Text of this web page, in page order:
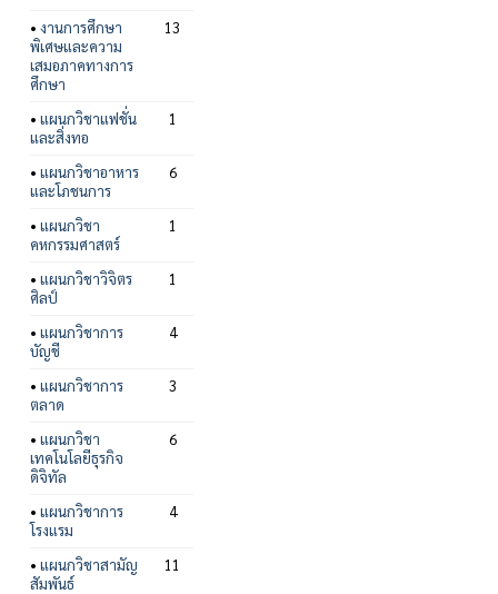
• งานการศึกษา
พิเศษและความ
เสมอภาคทางการ
ศึกษา
13
• แผนกวิชาแฟชั่น
และสิ่งทอ
1
• แผนกวิชาอาหาร
และโภชนการ
6
• แผนกวิชา
คหกรรมศาสตร์
1
• แผนกวิชาวิจิตร
ศิลป์
1
• แผนกวิชาการ
บัญชี
4
• แผนกวิชาการ
ตลาด
3
• แผนกวิชา
เทคโนโลยีธุรกิจ
ดิจิทัล
6
• แผนกวิชาการ
โรงแรม
4
• แผนกวิชาสามัญ
สัมพันธ์
11